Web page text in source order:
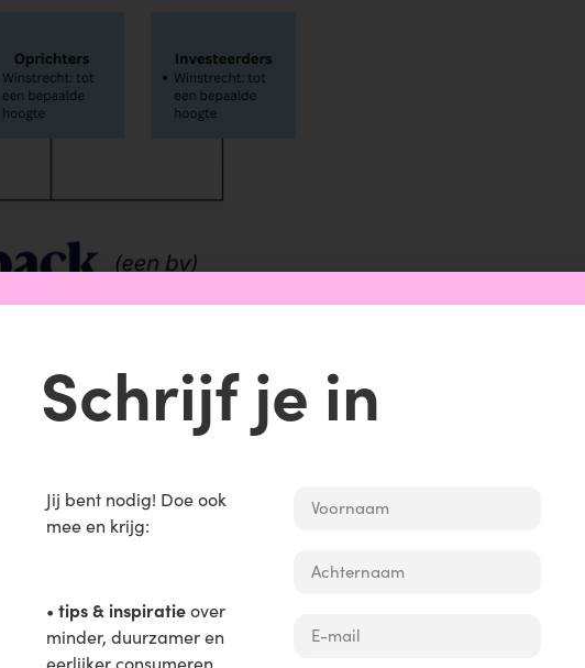
en zorgen voor continuïteit. Bij vertrek worden nieuwe
over maximaal 10 jaar. Zelfs als na 10 jaar slechts €1 winst is
Schrijf je in
Jij bent nodig! Doe ook
mee en krijg:
• tips & inspiratieover
minder, duurzamer en
eerlijker consumeren